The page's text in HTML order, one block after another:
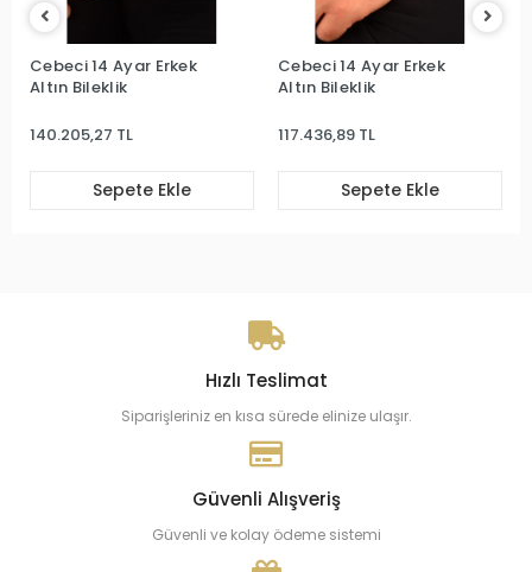
Cebeci 14 Ayar Erkek
Altın Bileklik
140.205,27 TL
Sepete Ekle
Cebeci 14 Ayar Erkek
Altın Bileklik
117.436,89 TL
Sepete Ekle
Hızlı Teslimat
Siparişleriniz en kısa sürede elinize ulaşır.
Güvenli Alışveriş
Güvenli ve kolay ödeme sistemi